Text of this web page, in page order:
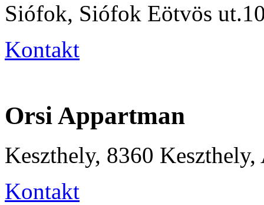
Siófok, Siófok Eötvös
Kontakt
Orsi Appartman
Keszthely, 8360
Kontakt